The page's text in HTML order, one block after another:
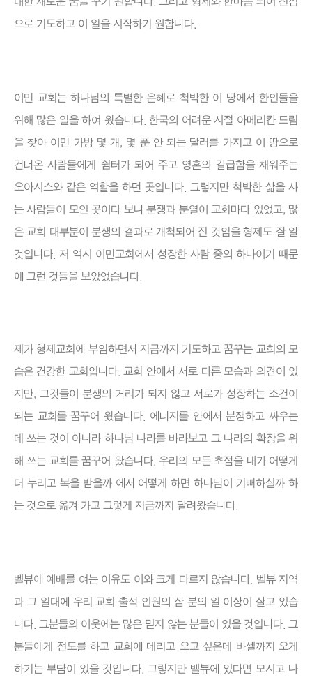
으로 기도하고 이 일을 시작하기 원합니다.
이민 교회는 하나님의 특별한 은혜로 척박한 이 땅에서 한인들을
위해 많은 일을 하여 왔습니다. 한국의 어려운 시절 아메리칸 드림
을 찾아 이민 가방 몇 개, 몇 푼 안 되는 달러를 가지고 이 땅으로
건너온 사람들에게 쉼터가 되어 주고 영혼의 갈급함을 채워주는
오아시스와 같은 역할을 하던 곳입니다. 그렇지만 척박한 삶을 사
는 사람들이 모인 곳이다 보니 분쟁과 분열이 교회마다 있었고, 많
은 교회 대부분이 분쟁의 결과로 개척되어 진 것임을 형제도 잘 알
것입니다. 저 역시 이민교회에서 성장한 사람 중의 하나이기 때문
에 그런 것들을 보았었습니다.
제가 형제교회에 부임하면서 지금까지 기도하고 꿈꾸는 교회의 모
습은 건강한 교회입니다. 교회 안에서 서로 다른 모습과 의견이 있
지만, 그것들이 분쟁의 거리가 되지 않고 서로가 성장하는 조건이
되는 교회를 꿈꾸어 왔습니다. 에너지를 안에서 분쟁하고 싸우는
데 쓰는 것이 아니라 하나님 나라를 바라보고 그 나라의 확장을 위
해 쓰는 교회를 꿈꾸어 왔습니다. 우리의 모든 초점을 내가 어떻게
더 누리고 복을 받을까 에서 어떻게 하면 하나님이 기뻐하실까 하
는 것으로 옮겨 가고 그렇게 지금까지 달려왔습니다.
벨뷰에 예배를 여는 이유도 이와 크게 다르지 않습니다. 벨뷰 지역
과 그 일대에 우리 교회 출석 인원의 삼 분의 일 이상이 살고 있습
니다. 그분들의 이웃에는 많은 믿지 않는 분들이 있을 것입니다. 그
분들에게 전도를 하고 교회에 데리고 오고 싶은데 바셀까지 오게
하기는 부담이 있을 것입니다. 그렇지만 벨뷰에 있다면 모시고 나